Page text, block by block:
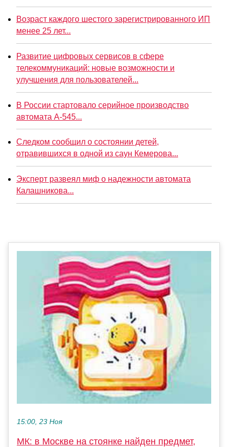
Возраст каждого шестого зарегистрированного ИП
менее 25 лет...
Развитие цифровых сервисов в сфере
телекоммуникаций: новые возможности и
улучшения для пользователей...
В России стартовало серийное производство
автомата А-545...
Следком сообщил о состоянии детей,
отравившихся в одной из саун Кемерова...
Эксперт развеял миф о надежности автомата
Калашникова...
15:00, 23 Ноя
МК: в Москве на стоянке найден предмет,